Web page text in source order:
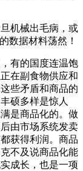
机械出毛病，或
数据材料荡然！
有的国度连温饱
在副食物供应和
些矛盾和商品的
硕多样是惊人
是商品化的。做
由市场系统发卖
获得利润。商品
不及说商品化能
成长，也是一项